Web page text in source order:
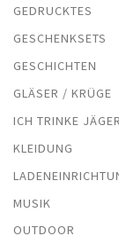
GEDRUCKTES
GESCHENKSETS
GESCHICHTEN
GLÄSER / KRÜGE
ICH TRINKE
KLEIDUNG
MUSIK
OUTDOOR